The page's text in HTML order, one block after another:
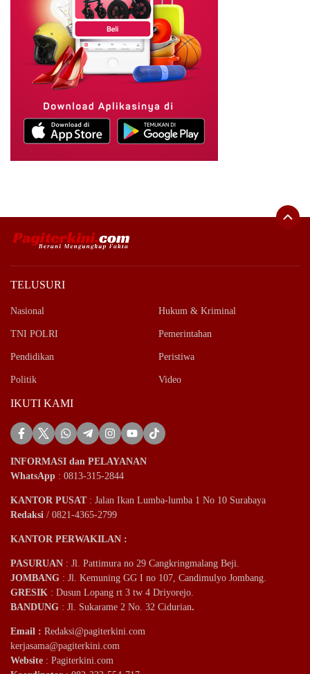
TELUSURI
Nasional Hukum & Kriminal
TNI POLRI Pemerintahan
Pendidikan Peristiwa
Politik Video
IKUTI KAMI
INFORMASI dan PELAYANAN
WhatsApp : 0813-315-2844
KANTOR PUSAT: Jalan Ikan Lumba-lumba 1 No 10 Surabaya
Redaksi / 0821-4365-2799
KANTOR PERWAKILAN :
PASURUAN : Jl. Pattimura no 29 Cangkringmalang Beji.
JOMBANG : Jl. Kemuning GG I no 107, Candimulyo Jombang.
GRESIK : Dusun Lopang rt 3 tw 4 Driyorejo.
BANDUNG : Jl. Sukarame 2 No. 32 Cidurian.
Email : Redaksi@pagiterkini.com
kerjasama@pagiterkini.com
Website : Pagiterkini.com